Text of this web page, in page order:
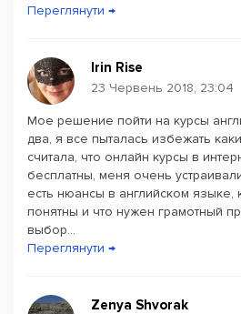
Переглянути →
Irin Rise
23 Червень 2018, 23:04
Мое решение пойти на курсы
два, я все пыталась избежать
считала, что онлайн курсы в
бесплатны, меня очень
есть нюансы в английском языке,
понятны и что нужен грамотный
выбор...
Переглянути →
Zenya Shvorak